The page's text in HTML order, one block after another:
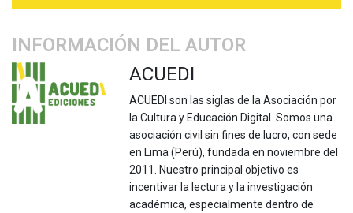
INFORMACIÓN DEL AUTOR
ACUEDI
ACUEDI son las siglas de la Asociación por
la Cultura y Educación Digital. Somos una
asociación civil sin fines de lucro, con sede
en Lima (Perú), fundada en noviembre del
2011. Nuestro principal objetivo es
incentivar la lectura y la investigación
académica, especialmente dentro de